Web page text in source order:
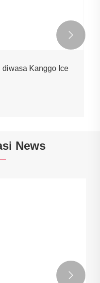
Kanggo Ice

News
